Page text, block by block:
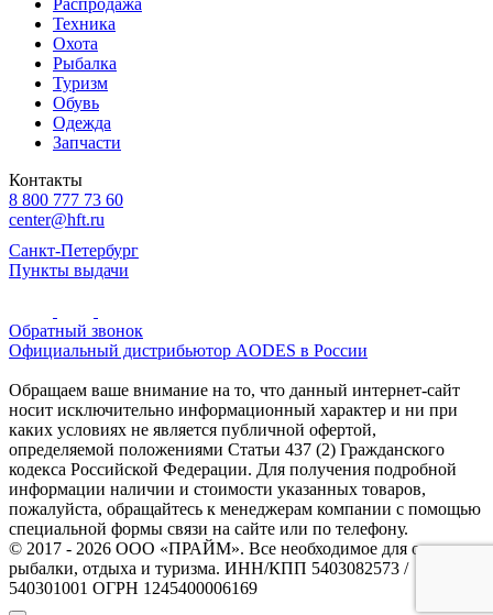
Техника
Охота
Рыбалка
Туризм
Обувь
Одежда
Запчасти
Контакты
8 800 777 73 60
center@hft.ru
Санкт-Петербург
Пункты выдачи
Обратный звонок
Официальный дистрибьютор AODES в России
Обращаем ваше внимание на то, что данный интернет-сайт
носит исключительно информационный характер и ни при
каких условиях не является публичной офертой,
определяемой положениями Статьи 437 (2) Гражданского
кодекса Российской Федерации. Для получения подробной
информации наличии и стоимости указанных товаров,
пожалуйста, обращайтесь к менеджерам компании с помощью
специальной формы связи на сайте или по телефону.
© 2017 - 2026 ООО «ПРАЙМ». Все необходимое для охоты и
рыбалки, отдыха и туризма. ИНН/КПП 5403082573 /
540301001 ОГРН 1245400006169